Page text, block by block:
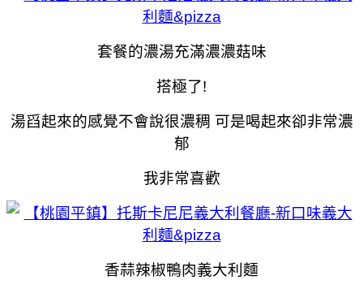
套餐的濃湯充滿濃濃菇味
搭極了!
湯舀起來的感覺不會說很濃稠 可是喝起來卻非常濃
郁
我非常喜歡
香蒜辣椒鴨肉義大利麵